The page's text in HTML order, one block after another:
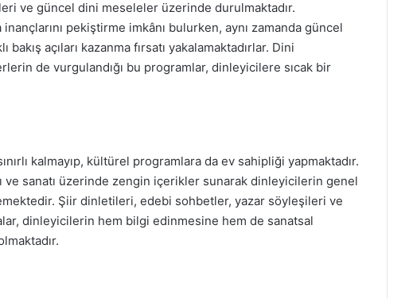
ve güncel dini meseleler üzerinde durulmaktadır.
pekiştirme imkânı bulurken, aynı zamanda güncel
açıları kazanma fırsatı yakalamaktadırlar. Dini
de vurgulandığı bu programlar, dinleyicilere sıcak bir
kalmayıp, kültürel programlara da ev sahipliği yapmaktadır.
ve sanatı üzerinde zengin içerikler sunarak dinleyicilerin genel
Şiir dinletileri, edebi sohbetler, yazar söyleşileri ve
dinleyicilerin hem bilgi edinmesine hem de sanatsal